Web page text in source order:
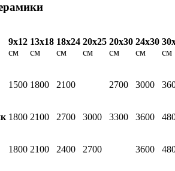
9х12
см
13х18
см
18х24
см
20х25
см
20х30
см
24х30
см
см
1500 1800 2100 2700 3000
1800 2100 2700 3000 3300 3600
1800 2100 2400 2700 3600